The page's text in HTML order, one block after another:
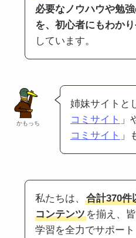
必要なノウハウや勉
を、初心者にもわか
しています。
かもっち
姉妹サイトと
コミサイト 」
コミサイト 」
私たちは、
合計370件
コンテンツを揃え、
学習を全力でサポート